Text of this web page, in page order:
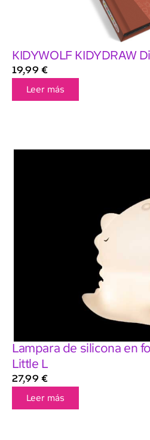
KIDYWOLF KIDYDRAW
19,99 €
Leer más
Lampara de silicona en
Little L
27,99 €
Leer más